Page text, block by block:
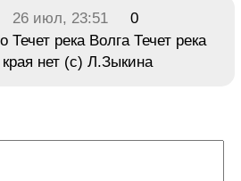
26 июл, 23:51
0
Течет река Волга Течет река
нет (с) Л.Зыкина